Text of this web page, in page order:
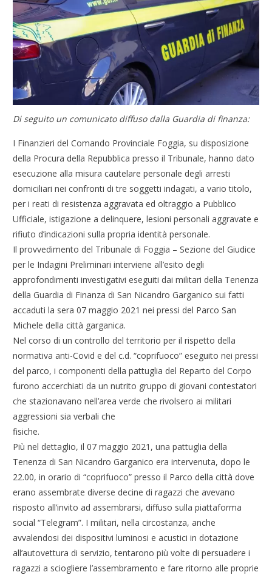
Di seguito un comunicato diffuso dalla Guardia di finanza:
I Finanzieri del Comando Provinciale Foggia, su disposizione
della Procura della Repubblica presso il Tribunale, hanno dato
esecuzione alla misura cautelare personale degli arresti
domiciliari nei confronti di tre soggetti indagati, a vario titolo,
per i reati di resistenza aggravata ed oltraggio a Pubblico
Ufficiale, istigazione a delinquere, lesioni personali aggravate e
rifiuto d’indicazioni sulla propria identità personale.
Il provvedimento del Tribunale di Foggia – Sezione del Giudice
per le Indagini Preliminari interviene all’esito degli
approfondimenti investigativi eseguiti dai militari della Tenenza
della Guardia di Finanza di San Nicandro Garganico sui fatti
accaduti la sera 07 maggio 2021 nei pressi del Parco San
Michele della città garganica.
Nel corso di un controllo del territorio per il rispetto della
normativa anti-Covid e del c.d. “coprifuoco” eseguito nei pressi
del parco, i componenti della pattuglia del Reparto del Corpo
furono accerchiati da un nutrito gruppo di giovani contestatori
che stazionavano nell’area verde che rivolsero ai militari
aggressioni sia verbali che
fisiche.
Più nel dettaglio, il 07 maggio 2021, una pattuglia della
Tenenza di San Nicandro Garganico era intervenuta, dopo le
22.00, in orario di “coprifuoco” presso il Parco della città dove
erano assembrate diverse decine di ragazzi che avevano
risposto all’invito ad assembrarsi, diffuso sulla piattaforma
social “Telegram”. I militari, nella circostanza, anche
avvalendosi dei dispositivi luminosi e acustici in dotazione
all’autovettura di servizio, tentarono più volte di persuadere i
ragazzi a sciogliere l’assembramento e fare ritorno alle proprie